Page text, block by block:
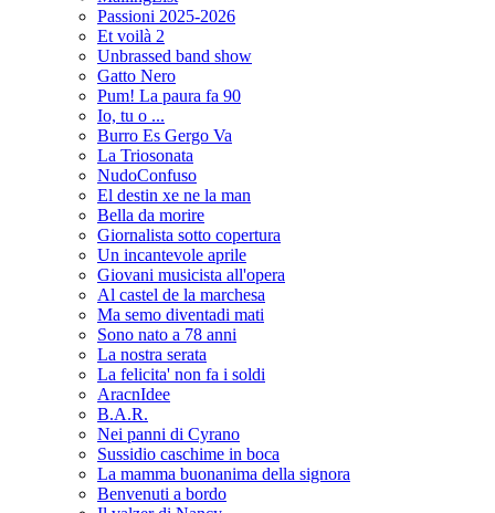
Passioni 2025-2026
Et voilà 2
Unbrassed band show
Gatto Nero
Pum! La paura fa 90
Io, tu o ...
Burro Es Gergo Va
La Triosonata
NudoConfuso
El destin xe ne la man
Bella da morire
Giornalista sotto copertura
Un incantevole aprile
Giovani musicista all'opera
Al castel de la marchesa
Ma semo diventadi mati
Sono nato a 78 anni
La nostra serata
La felicita' non fa i soldi
AracnIdee
B.A.R.
Nei panni di Cyrano
Sussidio caschime in boca
La mamma buonanima della signora
Benvenuti a bordo